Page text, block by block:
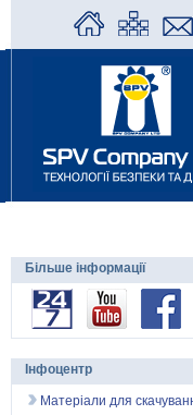
Більше інформації
Інфоцентр
Матеріали для